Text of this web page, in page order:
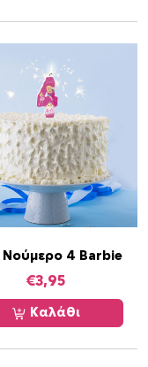
Νούμερο 4 Barbie
€3,95
Καλάθι